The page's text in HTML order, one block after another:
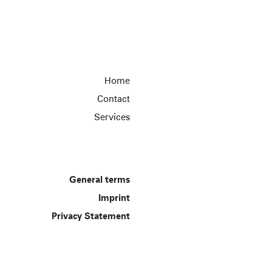
Home
Contact
Services
General terms
Imprint
Privacy Statement